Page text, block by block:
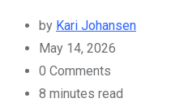
by Kari Johansen
May 14, 2026
0 Comments
8 minutes read